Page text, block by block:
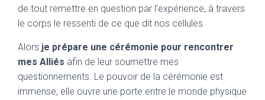
de tout remettre en question par l’expérience, à travers
le corps le ressenti de ce que dit nos cellules.
Alors je prépare une cérémonie pour rencontrer
mes Alliés afin de leur soumettre mes
questionnements. Le pouvoir de la cérémonie est
immense, elle ouvre une porte entre le monde physique